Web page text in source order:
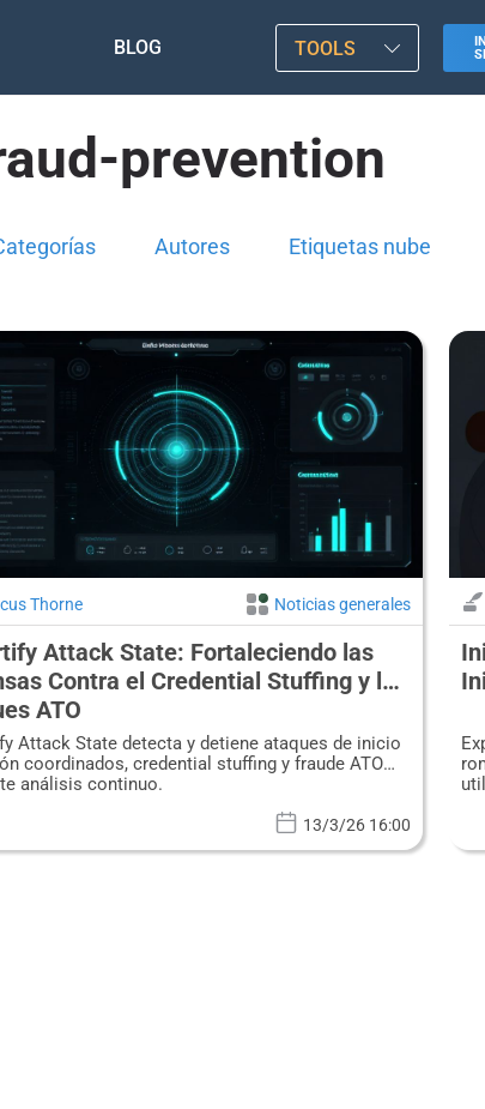
BLOG TOOLS
prevention
Autores Etiquetas nube
Thorne Noticias generales
Attack State: Fortaleciendo las
Contra el Credential Stuffing y los
ATO
Attack State detecta y detiene ataques de inicio
coordinados, credential stuffing y fraude ATO
análisis continuo.
13/3/26 16:00